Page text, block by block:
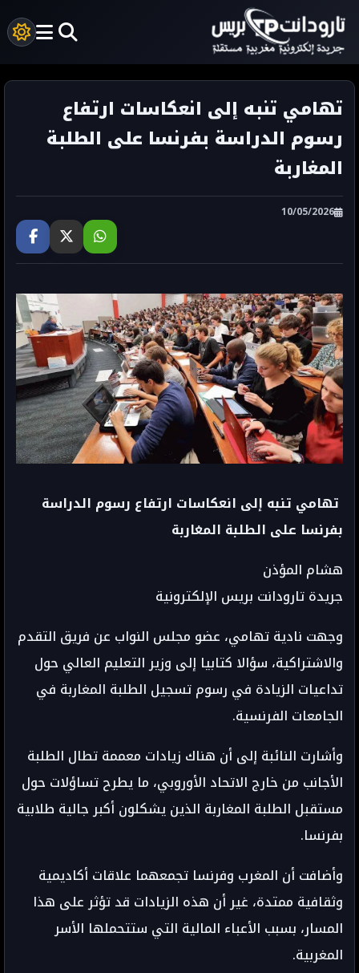
تهامي تنبه إلى انعكاسات ارتفاع
رسوم الدراسة بفرنسا على الطلبة
المغاربة
10/05/2026
تهامي تنبه إلى انعكاسات ارتفاع رسوم الدراسة
بفرنسا على الطلبة المغاربة
هشام المؤذن
جريدة تارودانت بريس الإلكترونية
وجهت نادية تهامي، عضو مجلس النواب عن فريق التقدم
والاشتراكية، سؤالا كتابيا إلى وزير التعليم العالي حول
تداعيات الزيادة في رسوم تسجيل الطلبة المغاربة في
الجامعات الفرنسية.
وأشارت النائبة إلى أن هناك زيادات معممة تطال الطلبة
الأجانب من خارج الاتحاد الأوروبي، ما يطرح تساؤلات حول
مستقبل الطلبة المغاربة الذين يشكلون أكبر جالية طلابية
بفرنسا.
وأضافت أن المغرب وفرنسا تجمعهما علاقات أكاديمية
وثقافية ممتدة، غير أن هذه الزيادات قد تؤثر على هذا
المسار، بسبب الأعباء المالية التي ستتحملها الأسر
المغربية.